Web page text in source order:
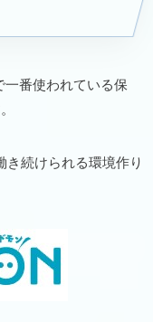
一番使われている保
き続けられる環境作り